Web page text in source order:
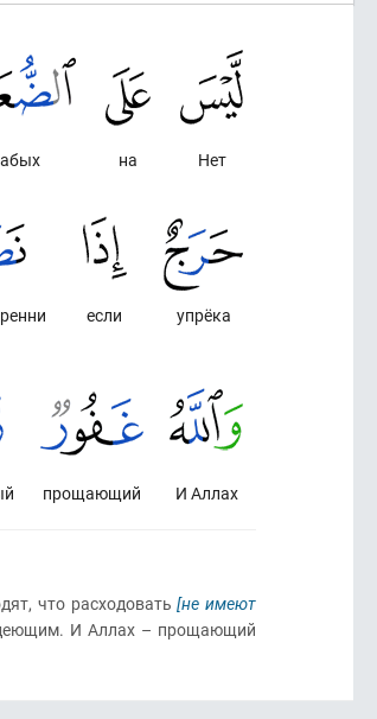
Нет
на
упрёка
если
И Аллах
прощающий
что расходовать[не имеют
И Аллах – прощающий